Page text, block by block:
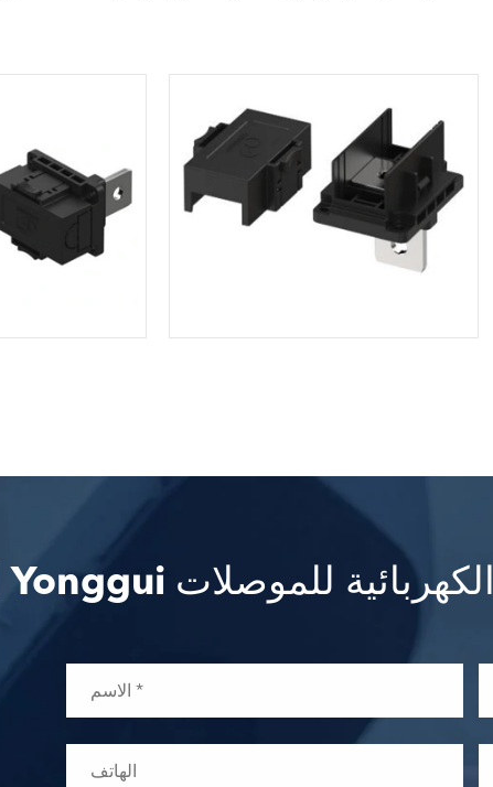
الاتصال Yonggui الكهربائية للموصلات